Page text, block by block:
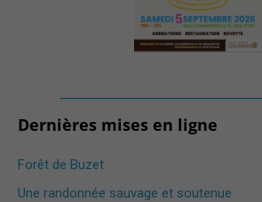
Dernières mises en ligne
Forêt de Buzet
Une randonnée sauvage et soutenue